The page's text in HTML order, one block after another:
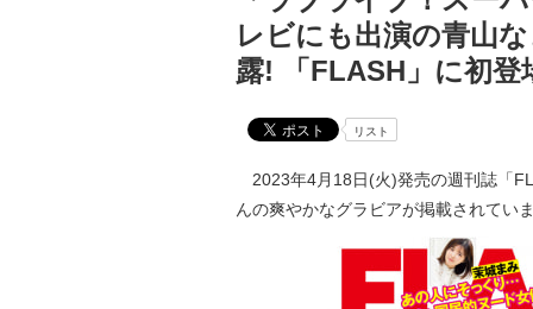
レビにも出演の青山
露! 「FLASH」に初登
リスト
2023年4月18日(火)発売の週刊誌「
んの爽やかなグラビアが掲載されてい